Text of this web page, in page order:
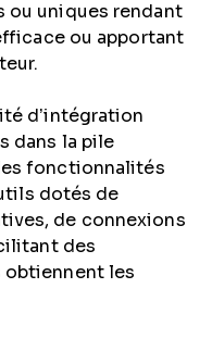
uniques rendant
ou apportant
d’intégration
dans la pile
fonctionnalités
dotés de
de connexions
des
obtiennent les